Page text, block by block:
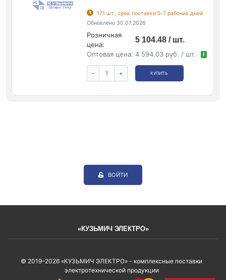
171 шт., срок поставки 5-7 рабочих дней
Обновлено 30.07.2026
Розничная
цена:
5 104.48 / шт.
Оптовая цена: 4 594.03 руб. / шт. !
- + КУПИТЬ
ВОЙТИ
«КУЗЬМИЧ ЭЛЕКТРО»
© 2019–2026 «КУЗЬМИЧ ЭЛЕКТРО» - комплексные поставки
электротехнической продукции